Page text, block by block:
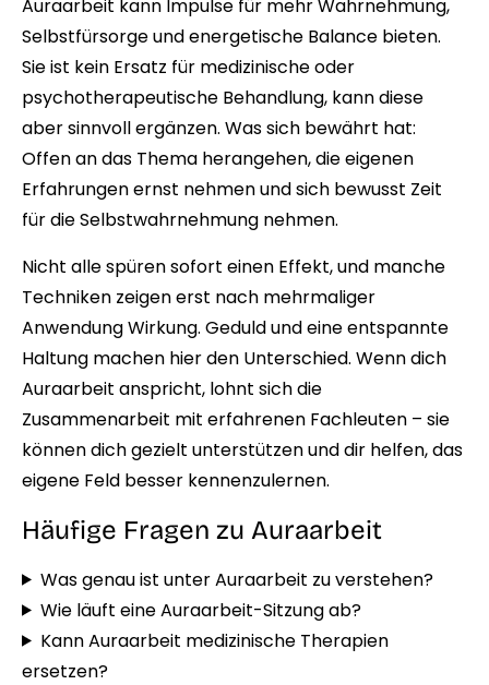
Auraarbeit kann Impulse für mehr Wahrnehmung,
Selbstfürsorge und energetische Balance bieten.
Sie ist kein Ersatz für medizinische oder
psychotherapeutische Behandlung, kann diese
aber sinnvoll ergänzen. Was sich bewährt hat:
Offen an das Thema herangehen, die eigenen
Erfahrungen ernst nehmen und sich bewusst Zeit
für die Selbstwahrnehmung nehmen.
Nicht alle spüren sofort einen Effekt, und manche
Techniken zeigen erst nach mehrmaliger
Anwendung Wirkung. Geduld und eine entspannte
Haltung machen hier den Unterschied. Wenn dich
Auraarbeit anspricht, lohnt sich die
Zusammenarbeit mit erfahrenen Fachleuten – sie
können dich gezielt unterstützen und dir helfen, das
eigene Feld besser kennenzulernen.
Häufige Fragen zu Auraarbeit
Was genau ist unter Auraarbeit zu verstehen?
Wie läuft eine Auraarbeit-Sitzung ab?
Kann Auraarbeit medizinische Therapien
ersetzen?